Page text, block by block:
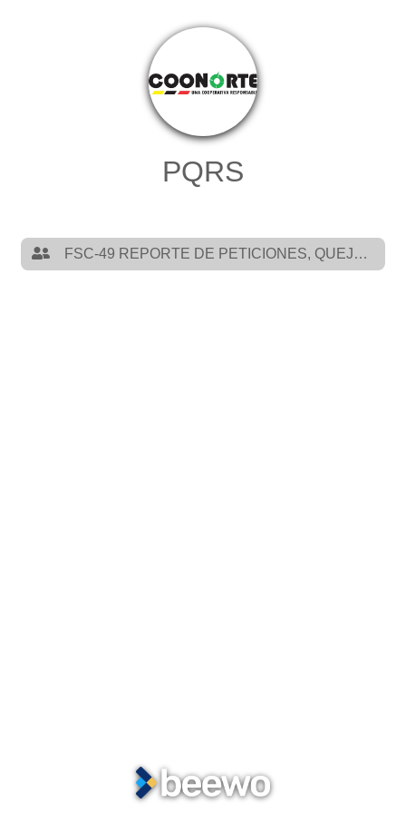
PQRS
FSC-49 REPORTE DE PETICIONES, QUEJAS Y RECLAMOS